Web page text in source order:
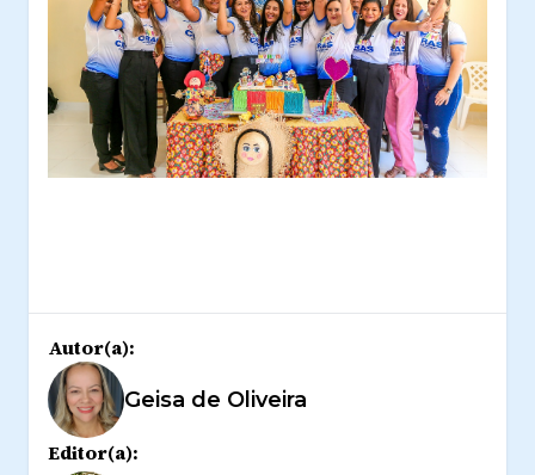
Autor(a):
Geisa de Oliveira
Editor(a):